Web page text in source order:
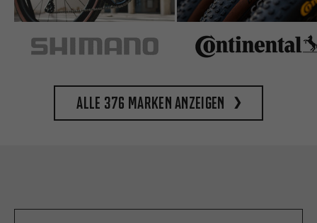
Alle 376 Marken anzeigen